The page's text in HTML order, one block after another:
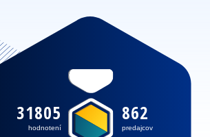
862
predajcov
31805
hodnotení